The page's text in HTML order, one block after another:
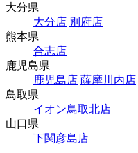
大分県
大分店 別府店
熊本県
合志店
鹿児島県
鹿児島店 薩摩川内店
鳥取県
イオン鳥取北店
山口県
下関彦島店